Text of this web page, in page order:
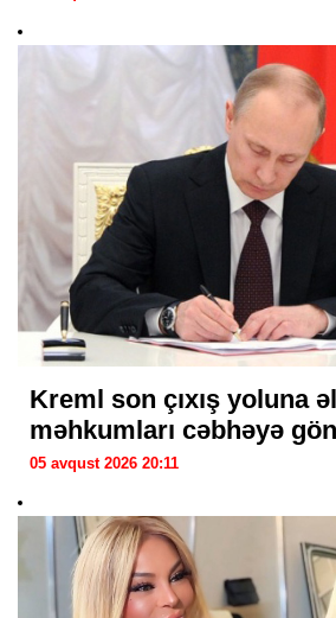
Kreml son çıxış yoluna
məhkumları cəbhəyə
05 avqust 2026 20:11